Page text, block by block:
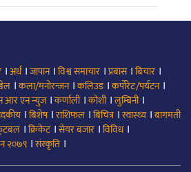
।अर्थ।जापान।विश्व समाचार ।प्रबास।बिचार ।
।कला/मनोरन्जन।कलिउड।कर्पोरेट/पर्यटन।
आर एन न्युज।कर्णाली।कोशी।लुम्बिनी।
।बिशेष।राशिफल ।बिचित्र।स्वास्थ्य ।बागमती
।क्रिकेट।सेयर बजार ।विविध।
२०७९ ।संस्कृति ।